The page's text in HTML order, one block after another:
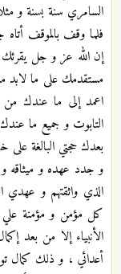
السامري سنة بسنة و
فلما وقف بالموقف
إن الله عز و جل
مستقدمك على ما
اعمد إلى ما عندك من
التابوت و جميع ما
بعدك حجتي البالغة على
و جدد عهده و ميثاقه
الذي واثقتهم و عهدي
كل مؤمن و مؤمنة علي
الأنبياء إلا من بعد
أعدائي ، و ذلك كمال